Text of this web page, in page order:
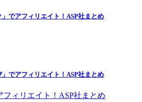
」でアフィリエイト！ASP社まとめ
」でアフィリエイト！ASP社まとめ
フィリエイト！ASP社まとめ